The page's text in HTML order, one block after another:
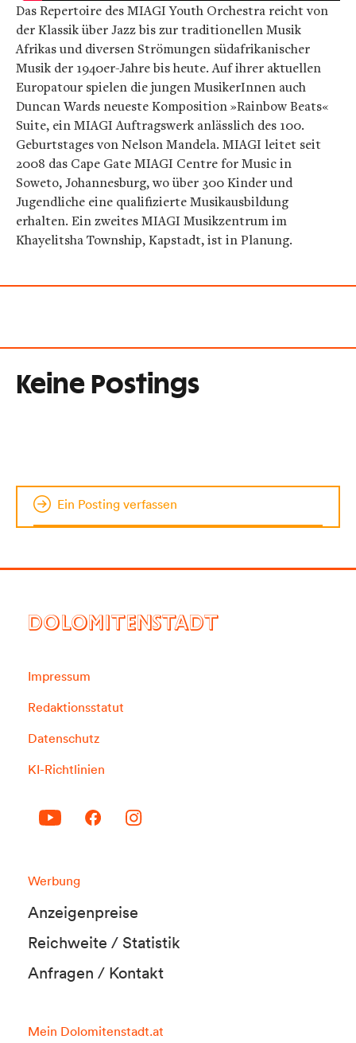
Das Repertoire des MIAGI Youth Orchestra reicht von
der Klassik über Jazz bis zur traditionellen Musik
Afrikas und diversen Strömungen südafrikanischer
Musik der 1940er-Jahre bis heute. Auf ihrer aktuellen
Europatour spielen die jungen MusikerInnen auch
Duncan Wards neueste Komposition »Rainbow Beats«
Suite, ein MIAGI Auftragswerk anlässlich des 100.
Geburtstages von Nelson Mandela. MIAGI leitet seit
2008 das Cape Gate MIAGI Centre for Music in
Soweto, Johannesburg, wo über 300 Kinder und
Jugendliche eine qualifizierte Musikausbildung
erhalten. Ein zweites MIAGI Musikzentrum im
Khayelitsha Township, Kapstadt, ist in Planung.
Keine Postings
Ein Posting verfassen
DOLOMITENSTADT
Impressum
Redaktionsstatut
Datenschutz
KI-Richtlinien
Werbung
Anzeigenpreise
Reichweite / Statistik
Anfragen / Kontakt
Mein Dolomitenstadt.at